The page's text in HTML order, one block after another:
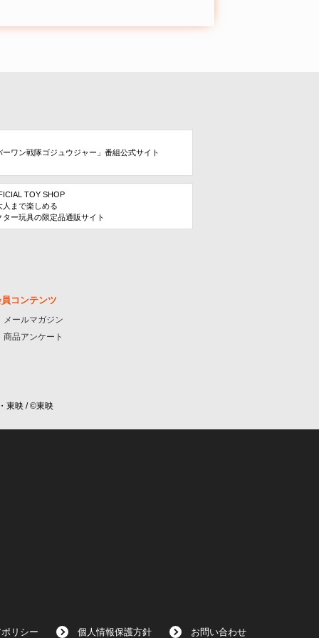
ーワン戦隊ゴジュウジャー」番組公式サイト
TOY SHOP
人まで楽しめる
ター玩具の限定品通販サイト
コンテンツ
メールマガジン
商品アンケート
東映 / ©東映
リシー 個人情報保護方針 お問い合わせ